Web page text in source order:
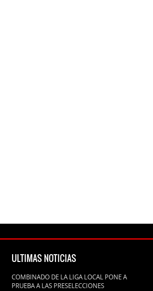
ULTIMAS NOTICIAS
COMBINADO DE LA LIGA LOCAL PONE A
PRUEBA A LAS PRESELECCIONES